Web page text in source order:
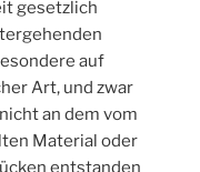
gesetzlich
auf
Art, und zwar
an dem vom
Material oder